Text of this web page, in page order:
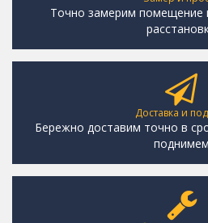
Точно замерим помещение
Доставка и
Бережно доставим точно в
поднимем